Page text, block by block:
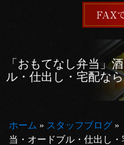
「おもてなし弁当」
ル・仕出し・宅配な
ホーム » スタッフブログ »
当・オードブル・仕出し